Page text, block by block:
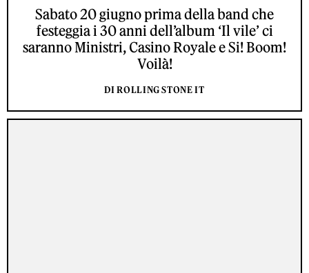
Sabato 20 giugno prima della band che
festeggia i 30 anni dell’album ‘Il vile’ ci
saranno Ministri, Casino Royale e Si! Boom!
Voilà!
DI ROLLING STONE IT